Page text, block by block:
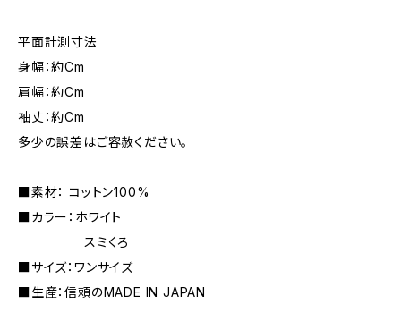
平面計測寸法
身幅：約Cm
肩幅：約Cm
袖丈：約Cm
多少の誤差はご容赦ください。
■素材： コットン100%
■カラー：ホワイト
スミくろ
■サイズ：ワンサイズ
■生産：信頼のMADE IN JAPAN